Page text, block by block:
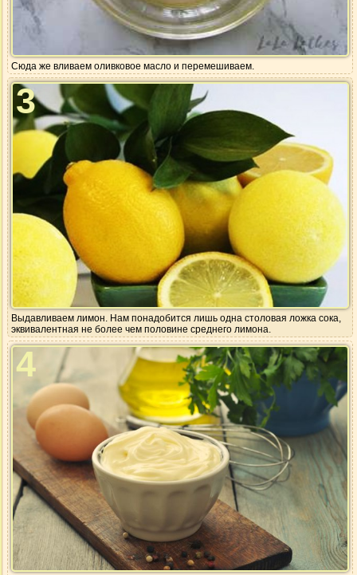
Сюда же вливаем оливковое масло и перемешиваем.
3
Выдавливаем лимон. Нам понадобится лишь одна столовая ложка сока,
эквивалентная не более чем половине среднего лимона.
4